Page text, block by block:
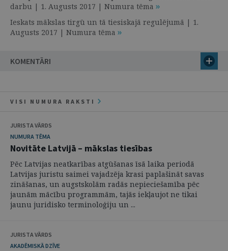
darbu | 1. Augusts 2017 | Numura tēma
Ieskats mākslas tirgū un tā tiesiskajā regulējumā | 1.
Augusts 2017 | Numura tēma
KOMENTĀRI
VISI NUMURA RAKSTI
JURISTA VĀRDS
NUMURA TĒMA
Novitāte Latvijā – mākslas tiesības
Pēc Latvijas neatkarības atgūšanas īsā laika periodā
Latvijas juristu saimei vajadzēja krasi paplašināt savas
zināšanas, un augstskolām radās nepieciešamība pēc
jaunām mācību programmām, tajās iekļaujot ne tikai
jaunu juridisko terminoloģiju un ...
JURISTA VĀRDS
AKADĒMISKĀ DZĪVE